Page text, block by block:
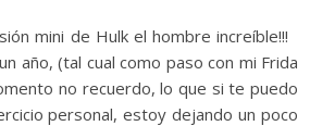
mini de Hulk el hombre increíble!!!
año, (tal cual como paso con mi Frida
no recuerdo, lo que si te puedo
personal, estoy dejando un poco